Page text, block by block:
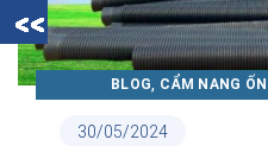
30/05/2024
BLOG, CẨM NANG